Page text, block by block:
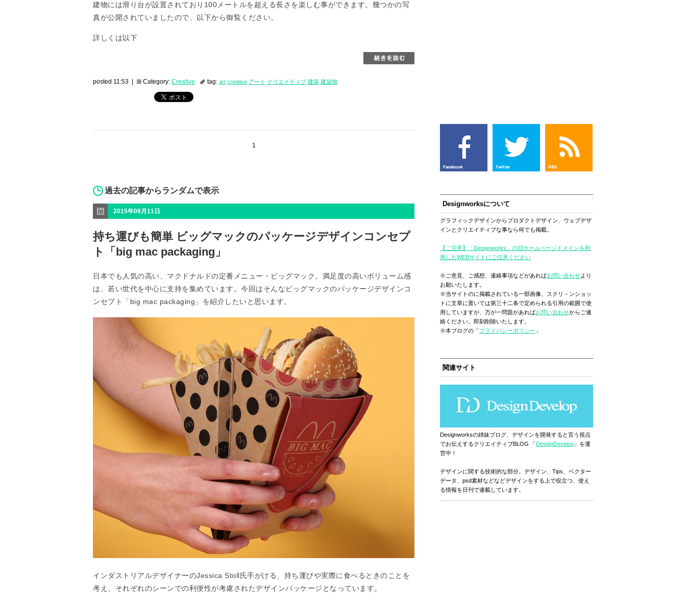
建物には滑り台が設置されており100メートルを超える長さを楽しむ事ができます。幾つかの写
真が公開されていましたので、以下から御覧ください。
詳しくは以下
posted 11:53 | Category: Creative tag: art creative アート クリエイティブ 建築 建築物
1
過去の記事からランダムで表示
2015年08月11日
持ち運びも簡単 ビッグマックのパッケージデザインコンセプ
ト「big mac packaging」
日本でも人気の高い、マクドナルドの定番メニュー・ビッグマック。満足度の高いボリューム感
は、若い世代を中心に支持を集めています。今回はそんなビッグマックのパッケージデザインコ
ンセプト「big mac packaging」を紹介したいと思います。
インダストリアルデザイナーのJessica Stoll氏手がける、持ち運びや実際に食べるときのことを
考え、それぞれのシーンでの利便性が考慮されたデザインパッケージとなっています。
Designworksについて
グラフィックデザインからプロダクトデザイン、ウェブデザ
インとクリエイティブな事なら何でも掲載。
【ご注意】「Designworks」の旧ホームページドメインを利
用したWEBサイトにご注意ください
※ご意見、ご感想、連絡事項などがあればお問い合わせより
お願いたします。
※当サイトのに掲載されている一部画像、スクリ－ンショッ
トに文章に置いては第三十二条で定められる引用の範囲で使
用していますが、万が一問題があればお問い合わせからご連
絡ください。即刻削除いたします。
※本ブログの「プライバシーポリシー 」
関連サイト
Designworksの姉妹ブログ、デザインを開発すると言う視点
でお伝えするクリエイティブBLOG 「DesignDevelop 」を運
営中！
デザインに関する技術的な部分。デザイン、Tips、ベクター
データ、psd素材などなどデザインをする上で役立つ、使え
る情報を日刊で連載しています。